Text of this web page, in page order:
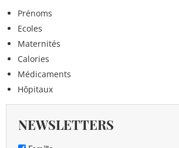
Prénoms
Ecoles
Maternités
Calories
Médicaments
Hôpitaux
NEWSLETTERS